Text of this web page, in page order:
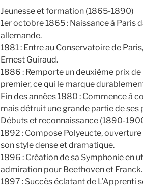
Jeunesse et formation (1865-1890)
1er octobre 1865 : Naissance à Paris
allemande.
1881 : Entre au Conservatoire de
Ernest Guiraud.
1886 : Remporte un deuxième prix
premier, ce qui le marque
Fin des années 1880 : Commence à
mais détruit une grande partie de ses
Débuts et reconnaissance (1890-
1892 : Compose Polyeucte,
son style dense et dramatique.
1896 : Création de sa Symphonie en
admiration pour Beethoven et Franck.
1897 : Succès éclatant de L’Apprenti